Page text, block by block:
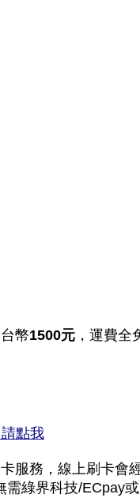
幣1500元 ，運費全
點我
服務，線上刷卡會
需綠界科技/ECpay或